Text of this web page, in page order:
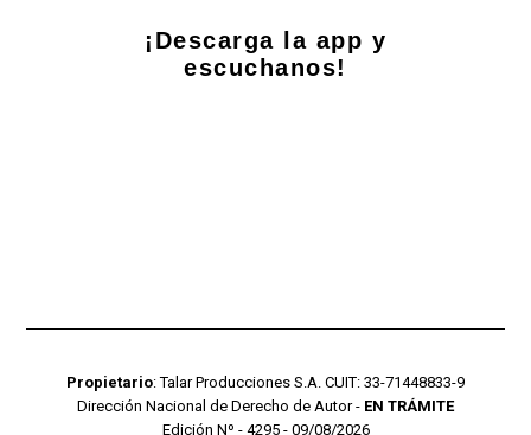
¡Descarga la app y
escuchanos!
Propietario: Talar Producciones S.A. CUIT: 33-71448833-9
Dirección Nacional de Derecho de Autor - EN TRÁMITE
Edición Nº - 4295 - 09/08/2026